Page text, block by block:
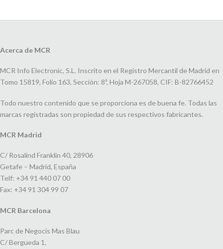
Acerca de MCR
MCR Info Electronic, S.L. Inscrito en el Registro Mercantil de Madrid en
Tomo 15819, Folio 163, Sección: 8ª, Hoja M-267058, CIF: B-82766452
Todo nuestro contenido que se proporciona es de buena fe. Todas las
marcas registradas son propiedad de sus respectivos fabricantes.
MCR Madrid
C/ Rosalind Franklin 40, 28906
Getafe – Madrid, España
Telf: +34 91 440 07 00
Fax: +34 91 304 99 07
MCR Barcelona
Parc de Negocis Mas Blau
C/ Bergueda 1,